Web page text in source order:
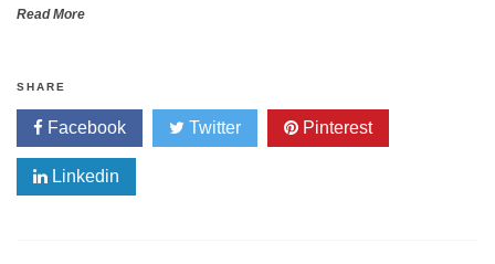
Read More
SHARE
Facebook Twitter Pinterest
Linkedin